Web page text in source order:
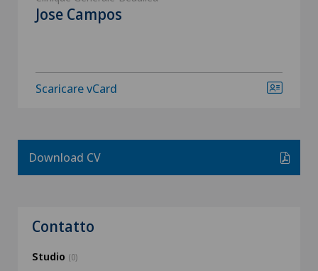
Jose Campos
Scaricare vCard
Download CV
Contatto
Studio (0)